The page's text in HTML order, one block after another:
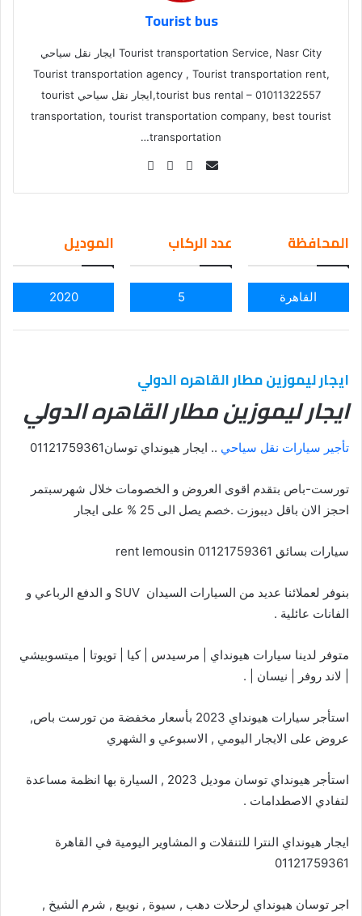
Tourist bus
Tourist transportation Service, Nasr City ايجار نقل سياحي
Tourist transportation agency , Tourist transportation rent,
tourist bus rental – 01011322557,ايجار نقل سياحي tourist
transportation, tourist transportation company, best tourist
transportation…
Se
ail
المحافظة
القاهرة
عدد الركاب
5
الموديل
2020
ايجار ليموزين مطار القاهره الدولي
ايجار ليموزين مطار القاهره الدولي
تأجير سيارات نقل سياحي .. ايجار هيونداي توسان01121759361
تورست-باص بتقدم اقوى العروض و الخصومات خلال شهرسبتمر
احجز الان باقل ديبوزت .خصم يصل الى 25 % على ايجار
سيارات بسائق rent lemousin 01121759361
بنوفر لعملائنا عديد من السيارات السيدان SUV و الدفع الرباعي و
الفانات عائلية .
متوفر لدينا سيارات هيونداي | مرسيدس | كيا | تويوتا | ميتسوبيشي
| لاند روفر | نيسان | .
استأجر سيارات هيونداي 2023 بأسعار مخفضة من تورست باص,
عروض على الايجار اليومي , الاسبوعي و الشهري
استأجر هيونداي توسان موديل 2023 , السيارة بها انظمة مساعدة
لتفادي الاصطدامات .
ايجار هيونداي النترا للتنقلات و المشاوير اليومية في القاهرة
01121759361
اجر توسان هيونداي لرحلات دهب , سيوة , نويبع , شرم الشيخ ,